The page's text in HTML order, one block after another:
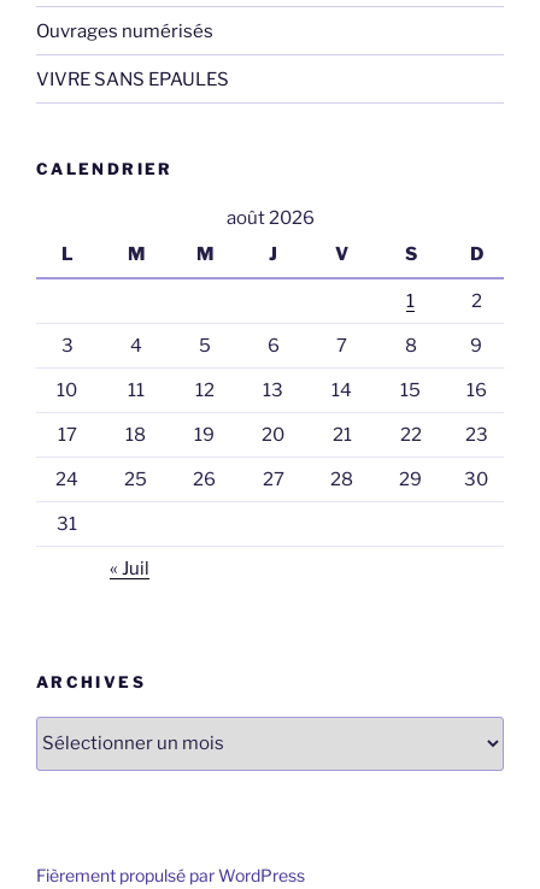
Ouvrages numérisés
VIVRE SANS EPAULES
CALENDRIER
août 2026
L
M M J V S D
1 2
3 4 5 6 7 8 9
10 11 12 13 14 15 16
17 18 19 20 21 22 23
24 25 26 27 28 29 30
31
« Juil
ARCHIVES
Archives
Fièrement propulsé par WordPress